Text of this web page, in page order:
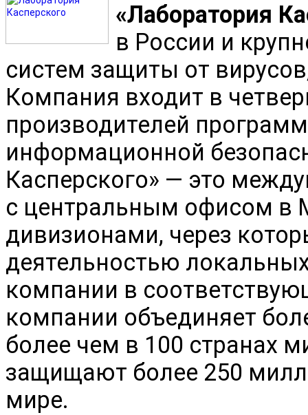
«Лаборатория
в России и
систем защиты от
Компания входит в
производителей
информационной
Касперского» — это
с центральным офисом в
дивизионами, через
деятельностью
компании в
компании объединяет
более чем в 100 странах
защищают более 250
мире.